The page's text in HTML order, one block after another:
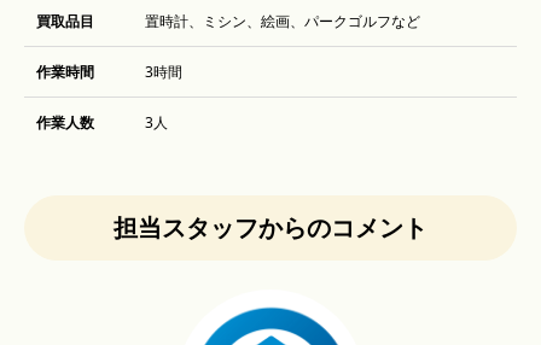
買取品目 置時計、ミシン、絵画、パークゴルフなど
作業時間 3時間
作業人数 3人
担当スタッフからのコメント